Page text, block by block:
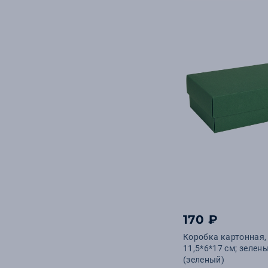
170 ₽
Коробка картонная,
11,5*6*17 см;
(зеленый)